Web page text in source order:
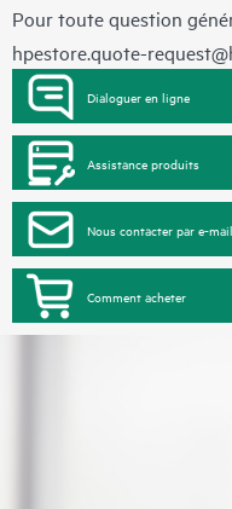
Pour toute question
hpestore.quote-
Dialoguer en ligne
Assistance produits
Nous contacter par e-mail
Comment acheter